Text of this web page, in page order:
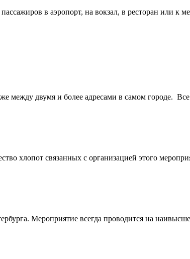
в аэропорт, на вокзал, в ресторан или к
между двумя и более адресами в самом городе.
хлопот связанных с организацией этого
Мероприятие всегда проводится на